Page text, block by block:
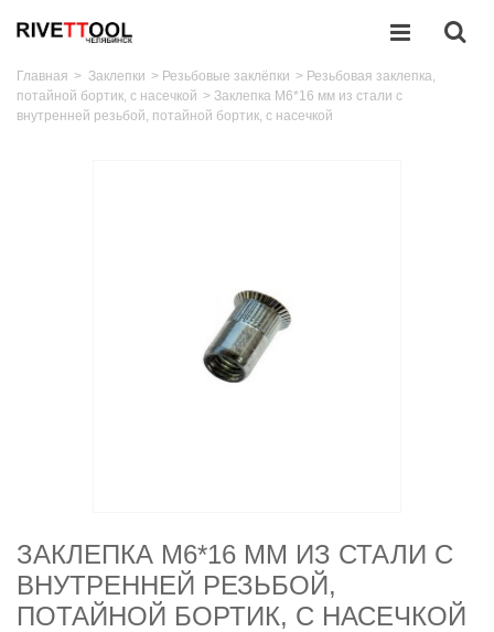
Главная > Заклепки > Резьбовые заклёпки > Резьбовая заклепка,
потайной бортик, с насечкой > Заклепка M6*16 мм из стали с
внутренней резьбой, потайной бортик, с насечкой
ЗАКЛЕПКА M6*16 ММ ИЗ СТАЛИ С
ВНУТРЕННЕЙ РЕЗЬБОЙ,
ПОТАЙНОЙ БОРТИК, С НАСЕЧКОЙ